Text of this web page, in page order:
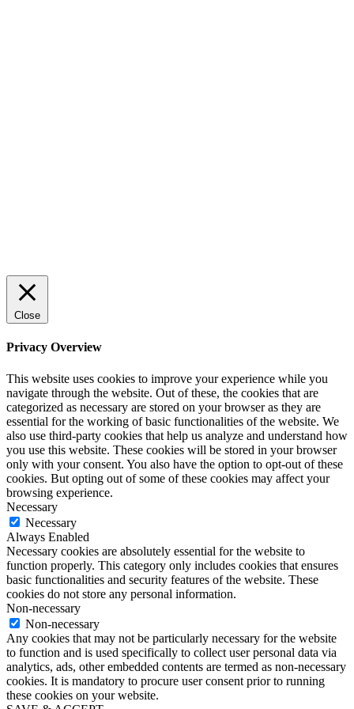
Close
Privacy Overview
This website uses cookies to improve your experience while you
navigate through the website. Out of these, the cookies that are
categorized as necessary are stored on your browser as they are
essential for the working of basic functionalities of the website. We
also use third-party cookies that help us analyze and understand how
you use this website. These cookies will be stored in your browser
only with your consent. You also have the option to opt-out of these
cookies. But opting out of some of these cookies may affect your
browsing experience.
Necessary
Necessary
Always Enabled
Necessary cookies are absolutely essential for the website to
function properly. This category only includes cookies that ensures
basic functionalities and security features of the website. These
cookies do not store any personal information.
Non-necessary
Non-necessary
Any cookies that may not be particularly necessary for the website
to function and is used specifically to collect user personal data via
analytics, ads, other embedded contents are termed as non-necessary
cookies. It is mandatory to procure user consent prior to running
these cookies on your website.